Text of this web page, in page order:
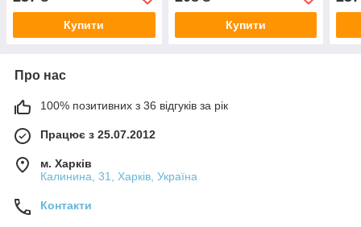
Купити Купити
Про нас
100% позитивних з 36 відгуків за рік
Працює з 25.07.2012
м. Харків
Калинина, 31, Харків, Україна
Контакти